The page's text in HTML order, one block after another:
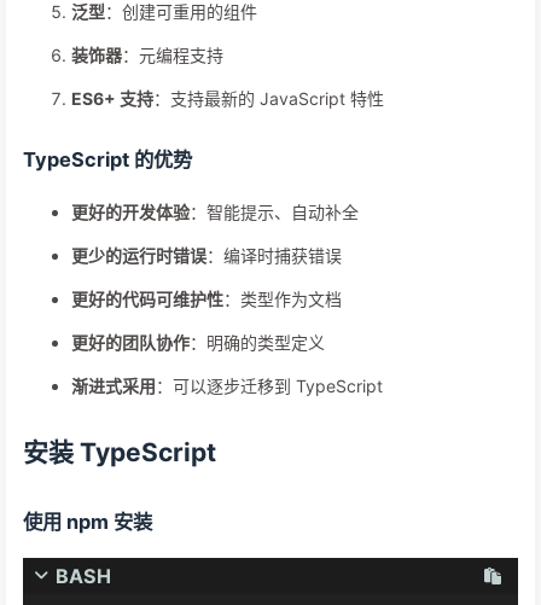
泛型：创建可重用的组件
装饰器：元编程支持
ES6+ 支持：支持最新的 JavaScript 特性
TypeScript 的优势
更好的开发体验：智能提示、自动补全
更少的运行时错误：编译时捕获错误
更好的代码可维护性：类型作为文档
更好的团队协作：明确的类型定义
渐进式采用：可以逐步迁移到 TypeScript
安装 TypeScript
使用 npm 安装
BASH